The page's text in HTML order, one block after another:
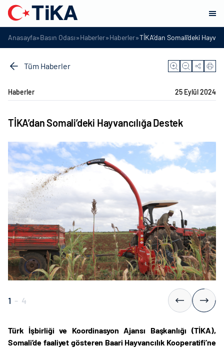
Anasayfa»Basın Odası»Haberler»Haberler»TİKA’dan Somali’deki
Tüm Haberler
Haberler 25 Eylül 2024
TİKA’dan Somali’deki Hayvancılığa Destek
1 - 4
Türk İşbirliği ve Koordinasyon Ajansı Başkanlığı (TİKA),
Somali’de faaliyet gösteren Baari Hayvancılık Kooperatifi’ne